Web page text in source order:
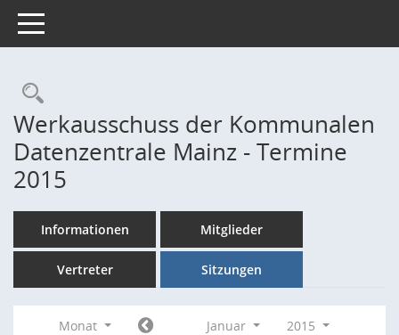
Toggle navigation
Rechercheauswahl
Werkausschuss der Kommunalen
Datenzentrale Mainz - Termine
2015
Informationen Mitglieder
Vertreter Sitzungen
Monat Januar
2015